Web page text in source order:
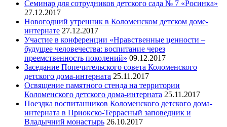
Семинар для сотрудников детского сада № 7 «Росинка»
27.12.2017
Новогодний утренник в Коломенском детском доме-
интернате 27.12.2017
Участие в конференции «Нравственные ценности –
будущее человечества: воспитание через
преемственность поколений» 09.12.2017
Заседание Попечительского совета Коломенского
детского дома-интерната 25.11.2017
Освящение памятного стенда на территории
Коломенского детского дома-интерната 25.11.2017
Поездка воспитанников Коломенского детского дома-
интерната в Приокско-Террасный заповедник и
Владычний монастырь 26.10.2017